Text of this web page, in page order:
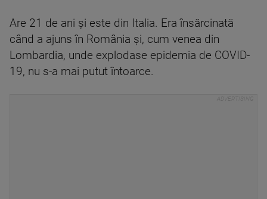
Are 21 de ani şi este din Italia. Era însărcinată
când a ajuns în România şi, cum venea din
Lombardia, unde explodase epidemia de COVID-
19, nu s-a mai putut întoarce.